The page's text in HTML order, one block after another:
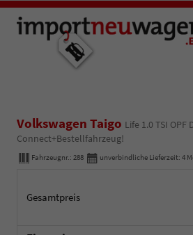
Volkswagen Taigo Life 1.0 TSI OPF
Connect+Bestellfahrzeug!
Fahrzeugnr.: 288 unverbindliche Lieferzeit: 4
Gesamtpreis